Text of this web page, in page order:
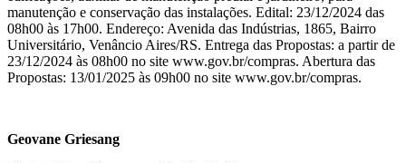
manutenção e conservação das instalações. Edital: 23/12/2024 das
08h00 às 17h00. Endereço: Avenida das Indústrias, 1865, Bairro
Universitário, Venâncio Aires/RS. Entrega das Propostas: a partir de
23/12/2024 às 08h00 no site www.gov.br/compras. Abertura das
Propostas: 13/01/2025 às 09h00 no site www.gov.br/compras.
Geovane Griesang